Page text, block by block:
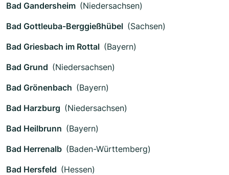
Bad Gandersheim (Niedersachsen)
Bad Gottleuba-Berggießhübel (Sachsen)
Bad Griesbach im Rottal (Bayern)
Bad Grund (Niedersachsen)
Bad Grönenbach (Bayern)
Bad Harzburg (Niedersachsen)
Bad Heilbrunn (Bayern)
Bad Herrenalb (Baden-Württemberg)
Bad Hersfeld (Hessen)